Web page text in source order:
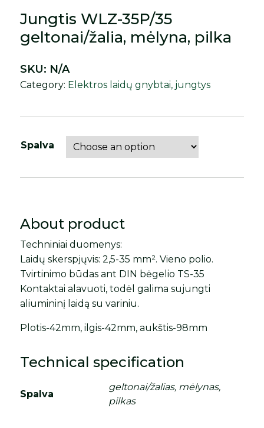
Jungtis WLZ-35P/35
geltonai/žalia, mėlyna, pilka
Spalva
SKU: N/A
Category: Elektros laidų gnybtai, jungtys
About product
Techniniai duomenys:
Laidų skerspjųvis: 2,5-35 mm². Vieno polio.
Tvirtinimo būdas ant DIN bėgelio TS-35
Kontaktai alavuoti, todėl galima sujungti
aliumininį laidą su variniu.
Plotis-42mm, ilgis-42mm, aukštis-98mm
Technical specification
Spalva
geltonai/žalias, mėlynas,
pilkas